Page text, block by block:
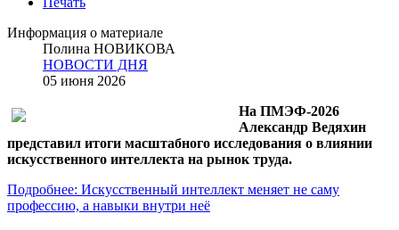
Информация о материале
Полина НОВИКОВА
НОВОСТИ ДНЯ
05 июня 2026
На ПМЭФ-2026
Александр Ведяхин
представил итоги масштабного исследования о влиянии
искусственного интеллекта на рынок труда.
Подробнее: Искусственный интеллект меняет не саму
профессию, а навыки внутри неё